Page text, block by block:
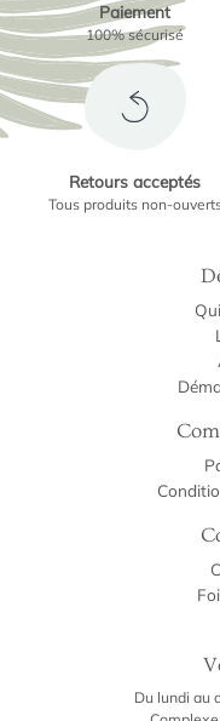
Paiement
100% sécurisé
Retours acceptés
Tous produits non-
Du lundi au